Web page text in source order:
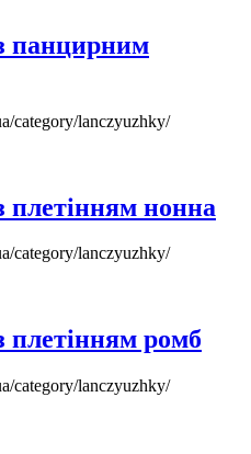
панцирним
category/lanczyuzhky/
нонна
category/lanczyuzhky/
ромб
category/lanczyuzhky/